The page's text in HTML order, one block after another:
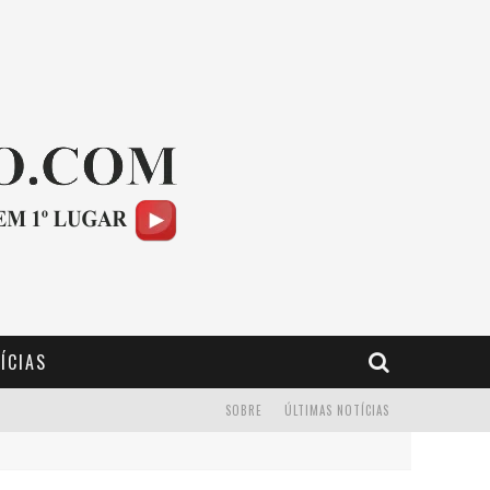
ÚLTIMAS NOTÍCIAS
SOBRE